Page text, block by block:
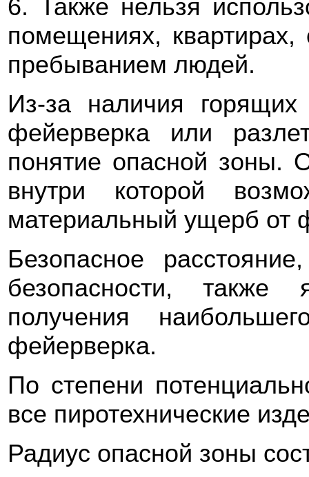
6. Также нельзя
помещениях,
пребыванием людей.
Из-за наличия
фейерверка или
понятие опасной зоны.
внутри которой
материальный ущерб от
Безопасное
безопасности, также
получения
фейерверка.
По степени
все пиротехнические
Радиус опасной зоны